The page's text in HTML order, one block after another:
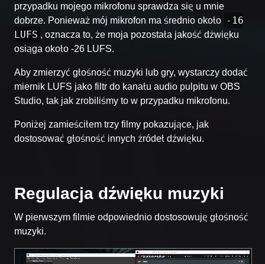
przypadku mojego mikrofonu sprawdza się u mnie
dobrze. Ponieważ mój mikrofon ma średnio około -16
LUFS , oznacza to, że moja pozostała jakość dźwięku
osiąga około -26 LUFS.
Aby zmierzyć głośność muzyki lub gry, wystarczy dodać
miernik LUFS jako filtr do kanału audio pulpitu w OBS
Studio, tak jak zrobiliśmy to w przypadku mikrofonu.
Poniżej zamieściłem trzy filmy pokazujące, jak
dostosować głośność innych źródeł dźwięku.
Regulacja dźwięku muzyki
W pierwszym filmie odpowiednio dostosowuję głośność
muzyki.